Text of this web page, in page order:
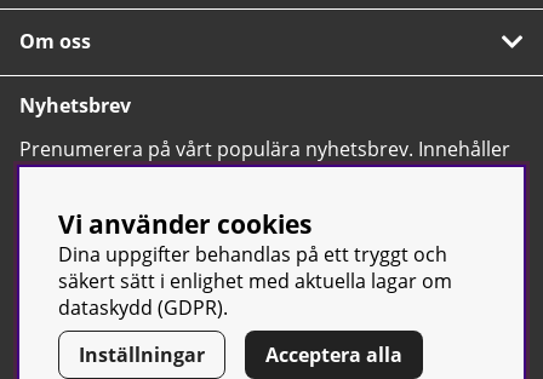
Om oss
Nyhetsbrev
Prenumerera på vårt populära nyhetsbrev. Innehåller
tips, nyheter och våra allra bästa erbjudanden.
© Sport & Gym Butiken JTC AB | Kontakta oss| All rights reserved
Vi använder cookies
Dina uppgifter behandlas på ett tryggt och
säkert sätt i enlighet med aktuella lagar om
dataskydd (GDPR).
Inställningar
Acceptera alla